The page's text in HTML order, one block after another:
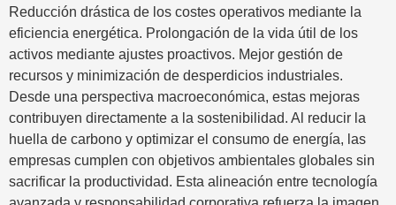
Reducción drástica de los costes operativos mediante la
eficiencia energética. Prolongación de la vida útil de los
activos mediante ajustes proactivos. Mejor gestión de
recursos y minimización de desperdicios industriales.
Desde una perspectiva macroeconómica, estas mejoras
contribuyen directamente a la sostenibilidad. Al reducir la
huella de carbono y optimizar el consumo de energía, las
empresas cumplen con objetivos ambientales globales sin
sacrificar la productividad. Esta alineación entre tecnología